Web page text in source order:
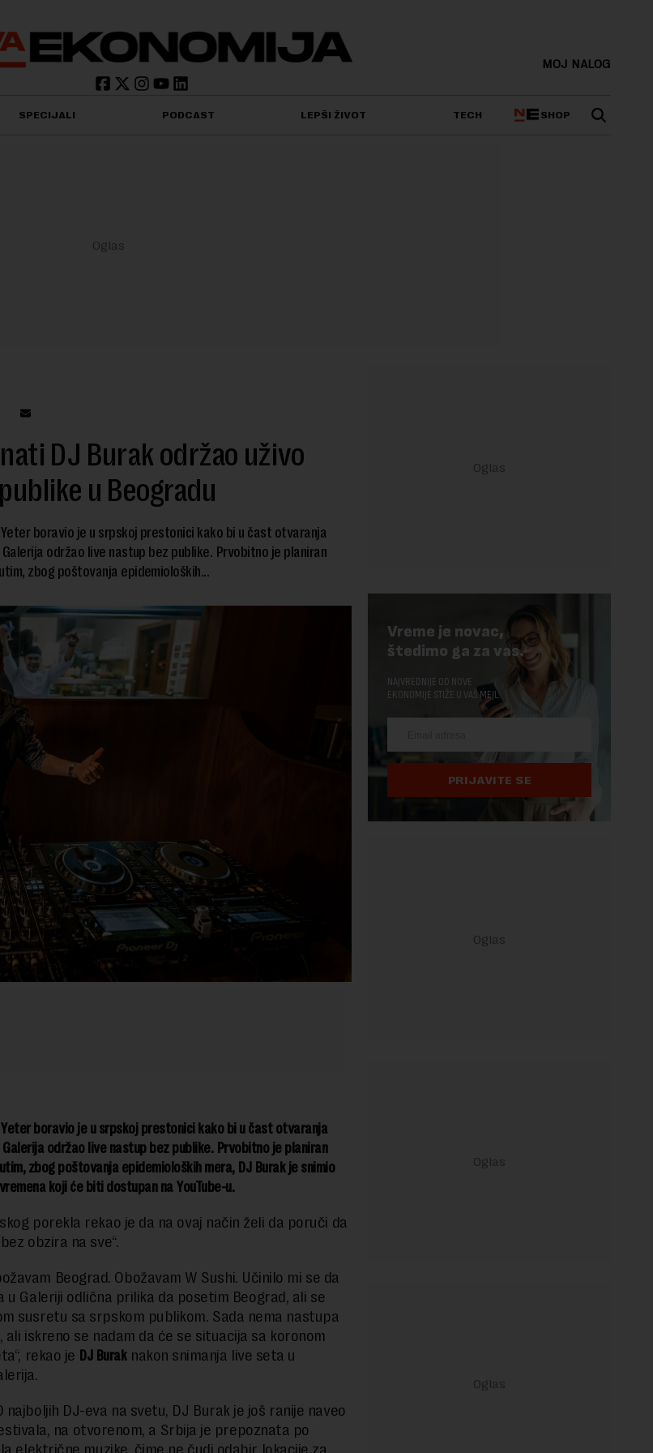
MOJ NALOG
SPECIJALI PODCAST LEPŠI ŽIVOT TECH SHOP
DJ Burak održao uživo
u Beogradu
boravio je u srpskoj prestonici kako bi u čast otvaranja
održao live nastup bez publike. Prvobitno je planiran
zbog poštovanja epidemioloških...
boravio je u srpskoj prestonici kako bi u čast otvaranja
održao live nastup bez publike. Prvobitno je planiran
zbog poštovanja epidemioloških mera, DJ Burak je snimio
koji će biti dostupan na YouTube-u.
porekla rekao je da na ovaj način želi da poruči da
obzira na sve“.
Beograd. Obožavam W Sushi. Učinilo mi se da
u Galeriji odlična prilika da posetim Beograd, ali se
susretu sa srpskom publikom. Sada nema nastupa
ali iskreno se nadam da će se situacija sa koronom
rekao je DJ Buraknakon snimanja live seta u
najboljih DJ-eva na svetu, DJ Burak je još ranije naveo
na otvorenom, a Srbija je prepoznata po
električne muzike, čime ne čudi odabir lokacije za
Vreme je novac,
štedimo ga za vas.
NAJVREDNIJE OD NOVE
EKONOMIJE STIŽE U VAŠ MEJL.
PRIJAVITE SE